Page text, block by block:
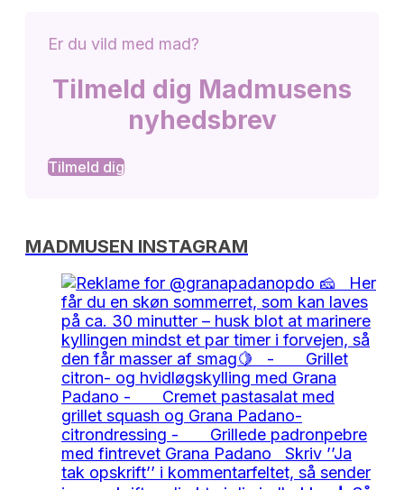
Er du vild med mad?
Tilmeld dig Madmusens
nyhedsbrev
Tilmeld dig
MADMUSEN INSTAGRAM